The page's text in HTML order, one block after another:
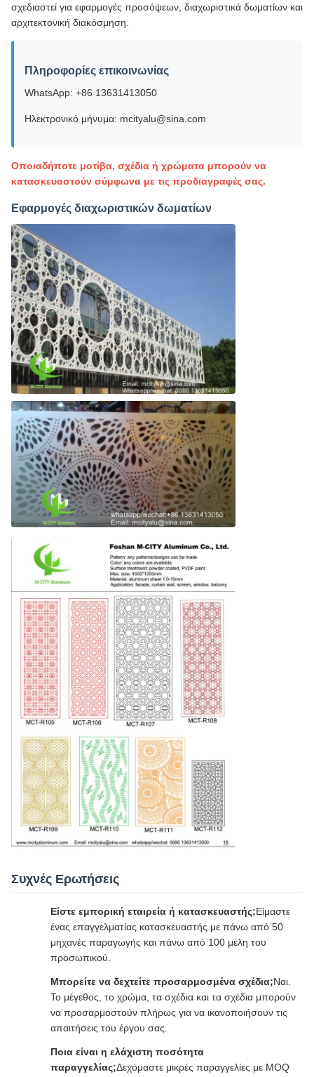
σχεδιαστεί για εφαρμογές προσόψεων, διαχωριστικά δωματίων και
αρχιτεκτονική διακόσμηση.
Πληροφορίες επικοινωνίας
WhatsApp: +86 13631413050
Ηλεκτρονικό μήνυμα: mcityalu@sina.com
Οποιαδήποτε μοτίβα, σχέδια ή χρώματα μπορούν να
κατασκευαστούν σύμφωνα με τις προδιαγραφές σας.
Εφαρμογές διαχωριστικών δωματίων
Συχνές Ερωτήσεις
Είστε εμπορική εταιρεία ή κατασκευαστής;Είμαστε
ένας επαγγελματίας κατασκευαστής με πάνω από 50
μηχανές παραγωγής και πάνω από 100 μέλη του
προσωπικού.
Μπορείτε να δεχτείτε προσαρμοσμένα σχέδια;Ναι.
Το μέγεθος, το χρώμα, τα σχέδια και τα σχέδια μπορούν
να προσαρμοστούν πλήρως για να ικανοποιήσουν τις
απαιτήσεις του έργου σας.
Ποια είναι η ελάχιστη ποσότητα
παραγγελίας;Δεχόμαστε μικρές παραγγελίες με MOQ